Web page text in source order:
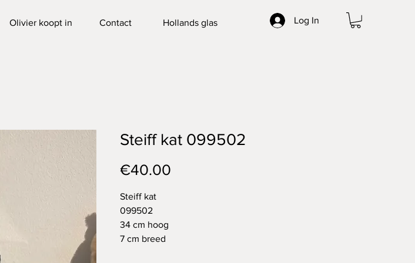
Log In
Olivier koopt in Contact Hollands glas
Steiff kat 099502
€40.00
Steiff kat
099502
34 cm hoog
7 cm breed